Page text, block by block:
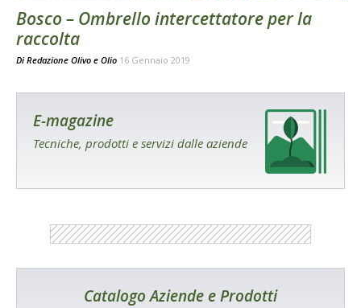
Bosco – Ombrello intercettatore per la
raccolta
Di Redazione Olivo e Olio 16 Gennaio 2019
E-magazine
Tecniche, prodotti e servizi dalle aziende
Catalogo Aziende e Prodotti